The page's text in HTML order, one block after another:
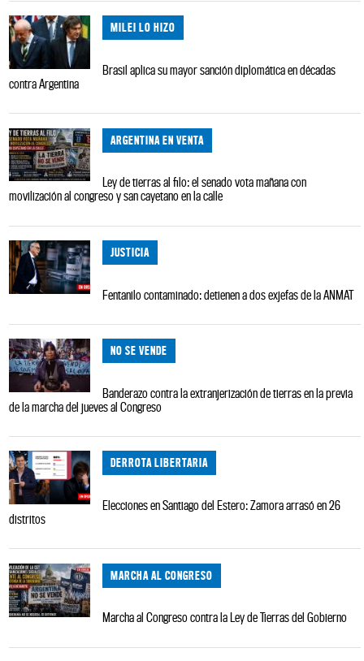
MILEI LO HIZO
Brasil aplica su mayor sanción diplomática en décadas
contra Argentina
ARGENTINA EN VENTA
Ley de tierras al filo: el senado vota mañana con
movilización al congreso y san cayetano en la calle
JUSTICIA
Fentanilo contaminado: detienen a dos exjefas de la ANMAT
NO SE VENDE
Banderazo contra la extranjerización de tierras en la previa
de la marcha del jueves al Congreso
DERROTA LIBERTARIA
Elecciones en Santiago del Estero: Zamora arrasó en 26
distritos
MARCHA AL CONGRESO
Marcha al Congreso contra la Ley de Tierras del Gobierno